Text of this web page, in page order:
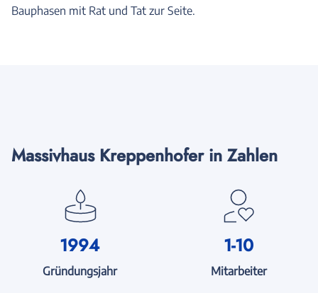
Bauphasen mit Rat und Tat zur Seite.
Massivhaus Kreppenhofer in Zahlen
1994
Gründungsjahr
1-10
Mitarbeiter